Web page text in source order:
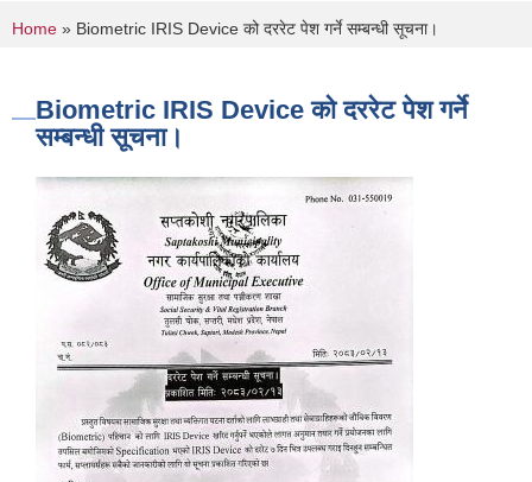
You are here
Home » Biometric IRIS Device को दररेट पेश गर्ने सम्बन्धी सूचना।
Biometric IRIS Device को दररेट पेश गर्ने
सम्बन्धी सूचना।